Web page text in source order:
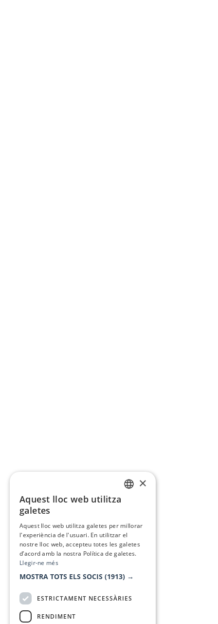
×
Aquest lloc web utilitza
galetes
Aquest lloc web utilitza galetes per millorar
l'experiència de l'usuari. En utilitzar el
nostre lloc web, accepteu totes les galetes
d’acord amb la nostra Política de galetes.
Llegir-ne més
MOSTRA TOTS ELS SOCIS (1913) →
ESTRICTAMENT NECESSÀRIES
RENDIMENT